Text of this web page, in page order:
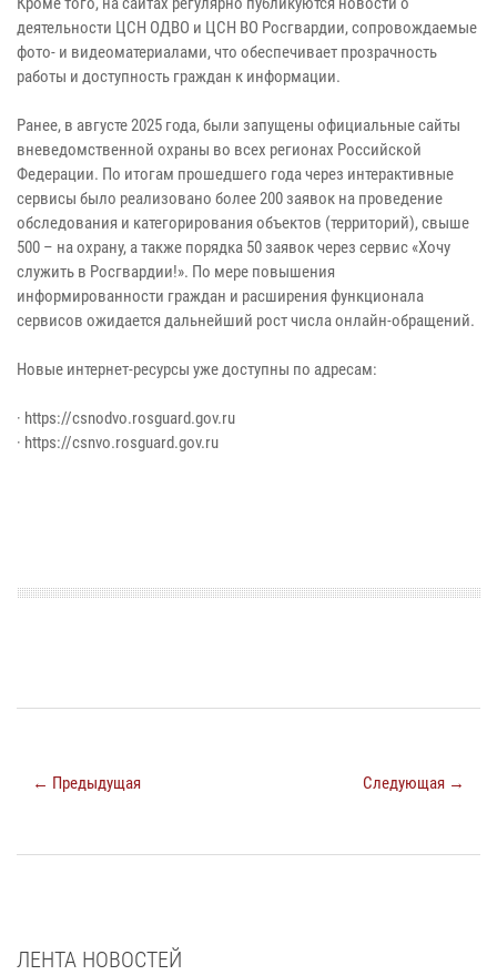
деятельности ЦСН ОДВО и ЦСН ВО Росгвардии, сопровождаемые
фото- и видеоматериалами, что обеспечивает прозрачность
работы и доступность граждан к информации.
Ранее, в августе 2025 года, были запущены официальные сайты
вневедомственной охраны во всех регионах Российской
Федерации. По итогам прошедшего года через интерактивные
сервисы было реализовано более 200 заявок на проведение
обследования и категорирования объектов (территорий), свыше
500 – на охрану, а также порядка 50 заявок через сервис «Хочу
служить в Росгвардии!». По мере повышения
информированности граждан и расширения функционала
сервисов ожидается дальнейший рост числа онлайн-обращений.
Новые интернет-ресурсы уже доступны по адресам:
· https://csnodvo.rosguard.gov.ru
· https://csnvo.rosguard.gov.ru
← Предыдущая Следующая →
ЛЕНТА НОВОСТЕЙ